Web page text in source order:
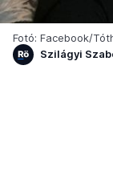
Fotó: Facebook/
Szilágyi